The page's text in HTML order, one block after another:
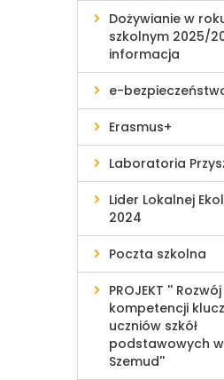
Dożywianie w
szkolnym 2025/
informacja
e-
Erasmus+
Laboratoria
Lider Lokalnej
2024
Poczta szkolna
PROJEKT '' Rozwój
kompetencji
uczniów szkół
podstawowych
Szemud''